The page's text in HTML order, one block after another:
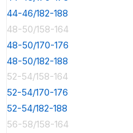
44-46/182-188
48-50/158-164
48-50/170-176
48-50/182-188
52-54/158-164
52-54/170-176
52-54/182-188
56-58/158-164